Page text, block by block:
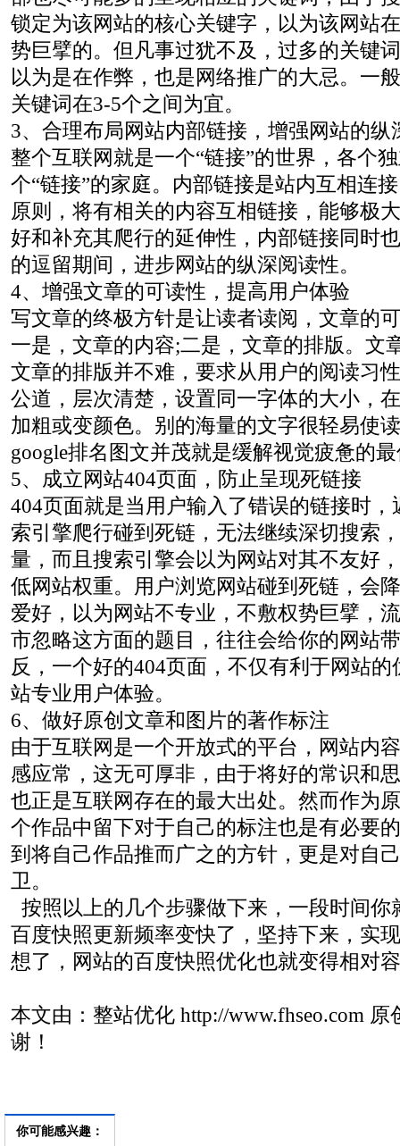
锁定为该网站的核心关键字，以为该网站
势巨擘的。但凡事过犹不及，过多的关键
以为是在作弊，也是网络推广的大忌。一
关键词在3-5个之间为宜。
3、合理布局网站内部链接，增强网站的纵
整个互联网就是一个“链接”的世界，各个
个“链接”的家庭。内部链接是站内互相连
原则，将有相关的内容互相链接，能够极
好和补充其爬行的延伸性，内部链接同时
的逗留期间，进步网站的纵深阅读性。
4、增强文章的可读性，提高用户体验
写文章的终极方针是让读者读阅，文章的
一是，文章的内容;二是，文章的排版。文
文章的排版并不难，要求从用户的阅读习
公道，层次清楚，设置同一字体的大小，
加粗或变颜色。别的海量的文字很轻易使
google排名图文并茂就是缓解视觉疲惫的
5、成立网站404页面，防止呈现死链接
404页面就是当用户输入了错误的链接时
索引擎爬行碰到死链，无法继续深切搜索
量，而且搜索引擎会以为网站对其不友好
低网站权重。用户浏览网站碰到死链，会
爱好，以为网站不专业，不敷权势巨擘，
市忽略这方面的题目，往往会给你的网站
反，一个好的404页面，不仅有利于网站
站专业用户体验。
6、做好原创文章和图片的著作标注
由于互联网是一个开放式的平台，网站内
感应常，这无可厚非，由于将好的常识和
也正是互联网存在的最大出处。然而作为
个作品中留下对于自己的标注也是有必要
到将自己作品推而广之的方针，更是对自
卫。
按照以上的几个步骤做下来，一段时间你
百度快照更新频率变快了，坚持下来，实
想了，网站的百度快照优化也就变得相对
本文由：整站优化 http://www.fhseo.com
谢！
你可能感兴趣：